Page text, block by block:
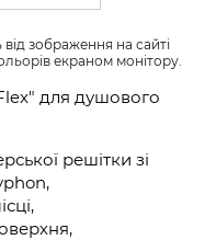
зображення на сайті
екраном монітору.
для душового
решітки зі